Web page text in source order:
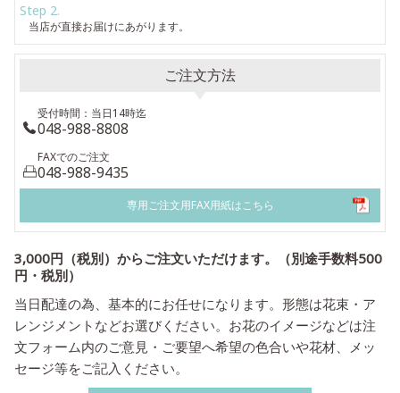
Step 2.
当店が直接お届けにあがります。
ご注文方法
受付時間：当日14時迄
048-988-8808
FAXでのご注文
048-988-9435
専用ご注文用FAX用紙はこちら
3,000円（税別）からご注文いただけます。（別途手数料500
円・税別）
当日配達の為、基本的にお任せになります。形態は花束・ア
レンジメントなどお選びください。お花のイメージなどは注
文フォーム内のご意見・ご要望へ希望の色合いや花材、メッ
セージ等をご記入ください。